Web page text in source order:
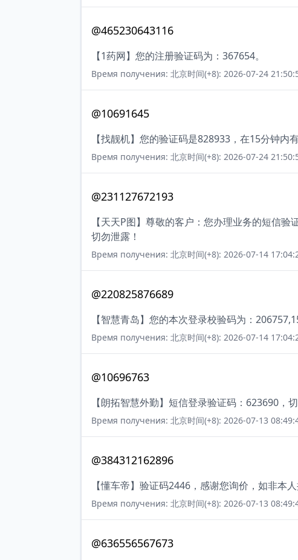
@465230643116
【1药网】您的注册验证码为：367654。
Время получения: 北京时间(+8): 2026-07-24
@10691645
【找靓机】您的验证码是828933，在15分钟内
Время получения: 北京时间(+8): 2026-07-24
@231127672193
【天天P图】尊敬的客户：您办理业务的短信
切勿泄露！
Время получения: 北京时间(+8): 2026-07-14
@220825876689
【智慧青岛】您的本次登录校验码为：
Время получения: 北京时间(+8): 2026-07-14
@10696763
【朗拓智慧外勤】短信登录验证码：623690，
Время получения: 北京时间(+8): 2026-07-13
@384312162896
【懂车帝】验证码2446，感谢您询价，如非本人
Время получения: 北京时间(+8): 2026-07-13
@636556567673